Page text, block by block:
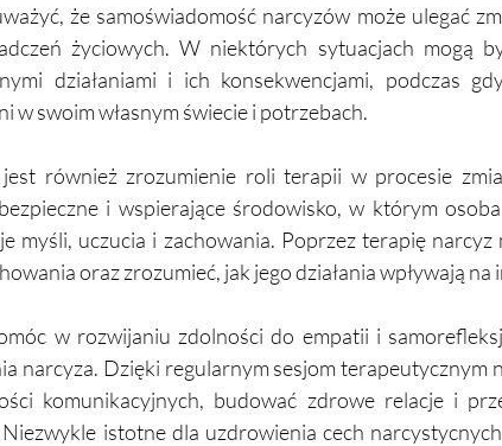
że samoświadomość narcyzów może ulegać
życiowych. W niektórych sytuacjach mogą
działaniami i ich konsekwencjami, podczas
w swoim własnym świecie i potrzebach.
również zrozumienie roli terapii w procesie
i wspierające środowisko, w którym
myśli, uczucia i zachowania. Poprzez terapię
oraz zrozumieć, jak jego działania wpływają na
w rozwijaniu zdolności do empatii i
narcyza. Dzięki regularnym sesjom terapeutycznym
komunikacyjnych, budować zdrowe relacje i
istotne dla uzdrowienia cech